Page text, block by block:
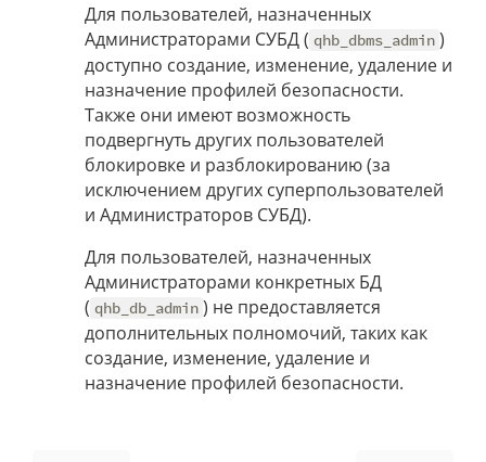
Для пользователей, назначенных
Администраторами СУБД ( qhb_dbms_admin )
доступно создание, изменение, удаление и
назначение профилей безопасности.
Также они имеют возможность
подвергнуть других пользователей
блокировке и разблокированию (за
исключением других суперпользователей
и Администраторов СУБД).
Для пользователей, назначенных
Администраторами конкретных БД
( qhb_db_admin ) не предоставляется
дополнительных полномочий, таких как
создание, изменение, удаление и
назначение профилей безопасности.